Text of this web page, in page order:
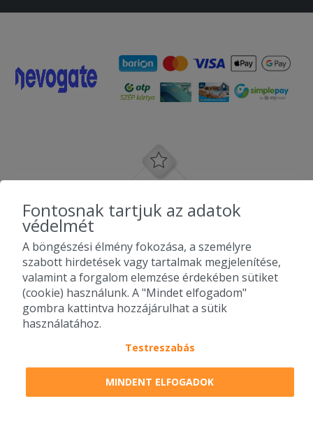
2010-2026 Copyright - Falatozz.hu - Diston-line Kft.
Fontosnak tartjuk az adatok
védelmét
A böngészési élmény fokozása, a személyre
szabott hirdetések vagy tartalmak megjelenítése,
valamint a forgalom elemzése érdekében sütiket
(cookie) használunk. A "Mindet elfogadom"
gombra kattintva hozzájárulhat a sütik
használatához.
Testreszabás
MINDENT ELFOGADOK